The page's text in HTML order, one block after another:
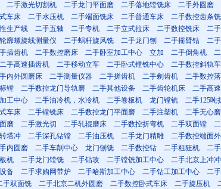
二手激光切割机 二手龙门平面磨 二手落地镗铣床 二手外圆磨
车床 二手水压机 二手端面铣床 二手普通车床
二手数控齿条
生产线 二手五轴 二手专机 二手立式拉床 二手数控铣床
二
廓螺旋线测量仪 二手蜗杆旋风铣 二手龙门刨 二手摇臂钻
二
插齿机 二手数控磨床 二手卧室加工中心 立加 二手倒角机
二手高速插齿机 二手移动立车 二手卧式镗铣中心
二手数控斜轨车
内外圆磨床 二手测量仪器 二手搓齿机 二手剃齿机
二手数控
镗 二手数控龙门导轨磨 二手其他设备 二手齿轮机床
二手高
工中心 二手油冷机，水冷机 二手卷板机 龙门镗铣
二手125吨
车床 二手镗铣床 二手数控龙门平面磨 二手注塑机
二手无心磨
磨 二手激光切 二手轧辊磨床 二手数控折弯机 二手双面镗
塔冲 二手深孔钻镗 二手油压机 二手龙门精雕
二手数控端面
内圆磨 二手车削中心 龙门刨铣 二手数控钻 二手粗狂机
二
机 二手龙门镗铣 二手钻攻 二手镗铣加工中心
二手北京上冲冲
备 二手求购网带炉 二手哈斯加工中心 二手钻工加工中心
二
手双面铣 二手北京二机外圆磨 二手数控卧式车床 二手旋压机